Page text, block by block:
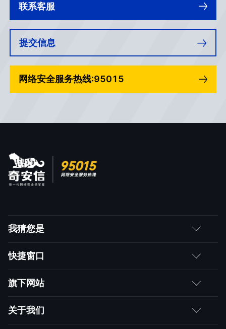
联系客服
提交信息
网络安全服务热线:95015
我猜您是
客户
合作伙伴
求职者
快捷窗口
如何购买
产品注册与激活
旗下网站
网神
关于我们